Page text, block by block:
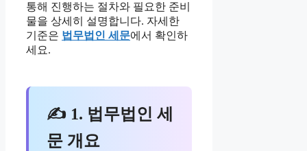
통해 진행하는 절차와 필요한 준비
물을 상세히 설명합니다. 자세한
기준은 법무법인 세문에서 확인하
세요.
✍ 1. 법무법인 세
문 개요